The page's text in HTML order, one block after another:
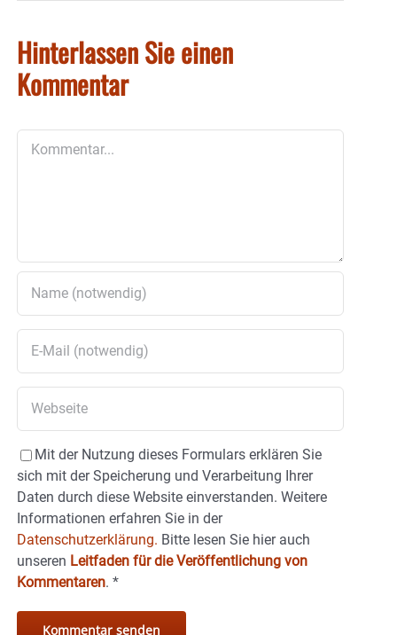
Hinterlassen Sie einen
Kommentar
Mit der Nutzung dieses Formulars erklären Sie
sich mit der Speicherung und Verarbeitung Ihrer
Daten durch diese Website einverstanden. Weitere
Informationen erfahren Sie in der
Datenschutzerklärung. Bitte lesen Sie hier auch
unseren Leitfaden für die Veröffentlichung von
Kommentaren. *